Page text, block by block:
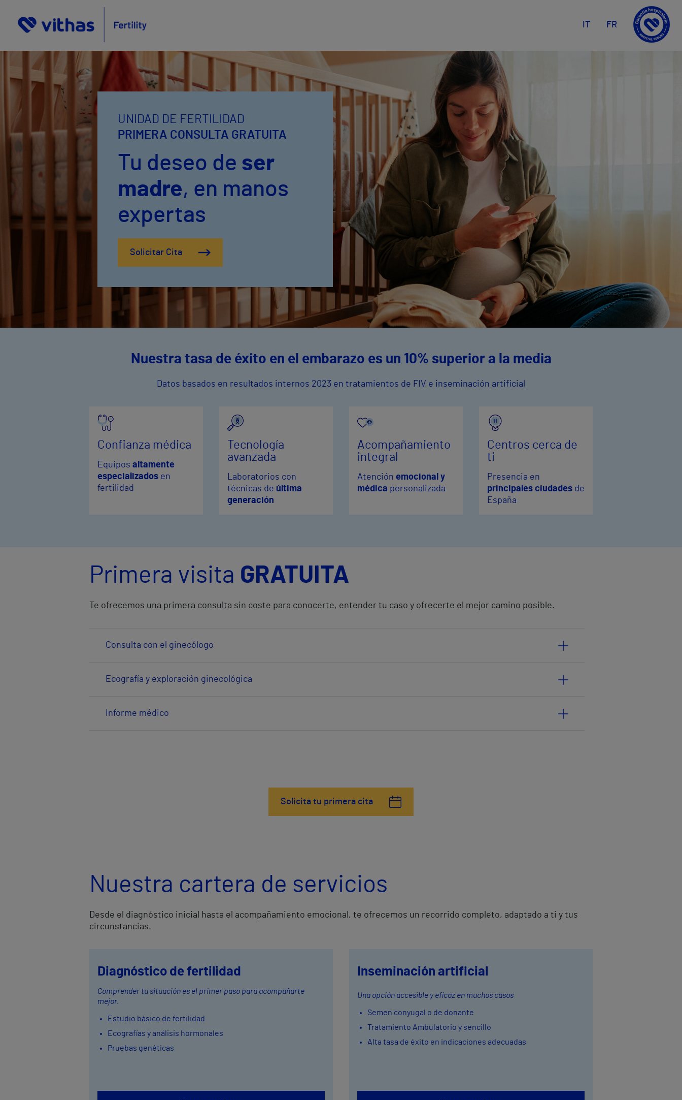
IT FR
UNIDAD DE FERTILIDAD
PRIMERA CONSULTA GRATUITA
Tu deseo de ser
madre, en manos
expertas
Solicitar Cita
Nuestra tasa de éxito en el embarazo es un 10% superior a la media
Datos basados en resultados internos 2023 en tratamientos de FIV e inseminación artificial
Confianza médica
Equipos altamente
especializados en
fertilidad
Tecnología
avanzada
Laboratorios con
técnicas de última
generación
Acompañamiento
integral
Atención emocional y
médica personalizada
Centros cerca de
ti
Presencia en
principales ciudades de
España
Primera visita GRATUITA
Te ofrecemos una primera consulta sin coste para conocerte, entender tu caso y ofrecerte el mejor camino posible.
Consulta con el ginecólogo
Ecografía y exploración ginecológica
Informe médico
Solicita tu primera cita
Nuestra cartera de servicios
Desde el diagnóstico inicial hasta el acompañamiento emocional, te ofrecemos un recorrido completo, adaptado a ti y tus
circunstancias.
Diagnóstico de fertilidad
Comprender tu situación es el primer paso para acompañarte
mejor.
Estudio básico de fertilidad
Ecografías y análisis hormonales
Pruebas genéticas
Inseminación artificial
Una opción accesible y eficaz en muchos casos
Semen conyugal o de donante
Tratamiento Ambulatorio y sencillo
Alta tasa de éxito en indicaciones adecuadas